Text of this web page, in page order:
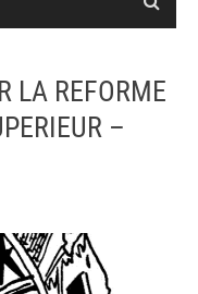
LA REFORME
–